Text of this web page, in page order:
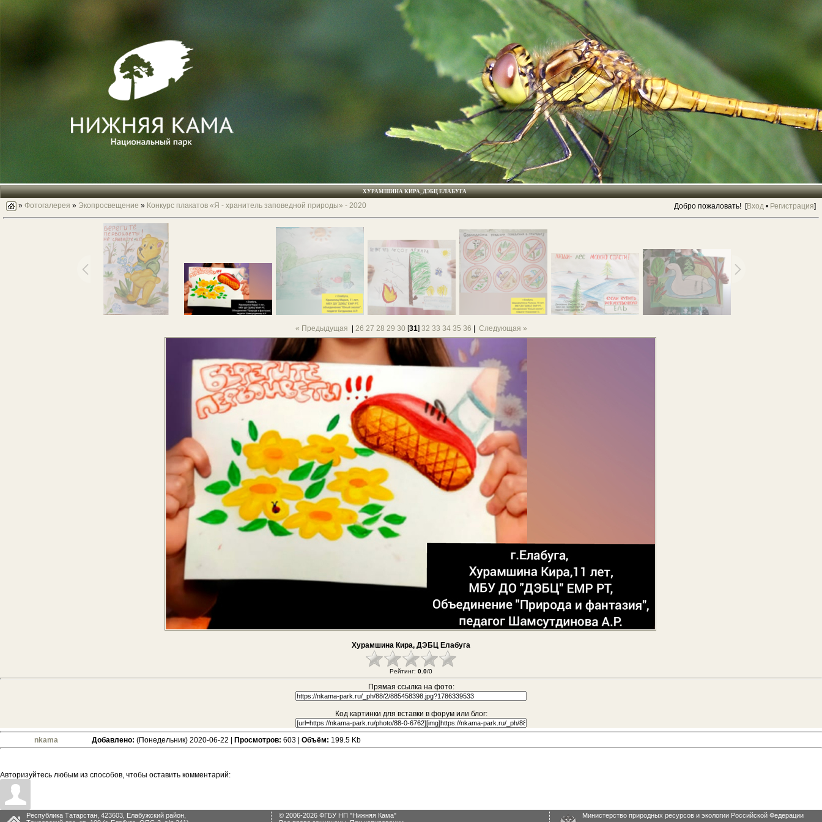
ХУРАМШИНА КИРА, ДЭБЦ ЕЛАБУГА
» Фотогалерея » Экопросвещение » Конкурс плакатов «Я - хранитель заповедной природы» - 2020 Добро пожаловать! [Вход • Регистрация]
« Предыдущая 26 27 28 29 30 [31] 32 33 34 35 36 Следующая »
Хурамшина Кира, ДЭБЦ Елабуга
Рейтинг: 0.0/0
Прямая ссылка на фото:
Код картинки для вставки в форум или блог:
nkama Добавлено: (Понедельник) 2020-06-22 | Просмотров: 603 | Объём: 199.5 Kb
Авторизуйтесь любым из способов, чтобы оставить комментарий:
Республика Татарстан, 423603, Елабужский район,
© 2006-2026 ФГБУ НП "Нижняя Кама"
Министерство природных ресурсов и экологии Российской Федерации